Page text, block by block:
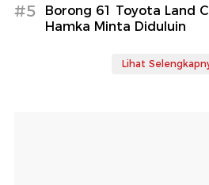
#5
Borong 61 Toyota Land
Hamka Minta Diduluin
Lihat